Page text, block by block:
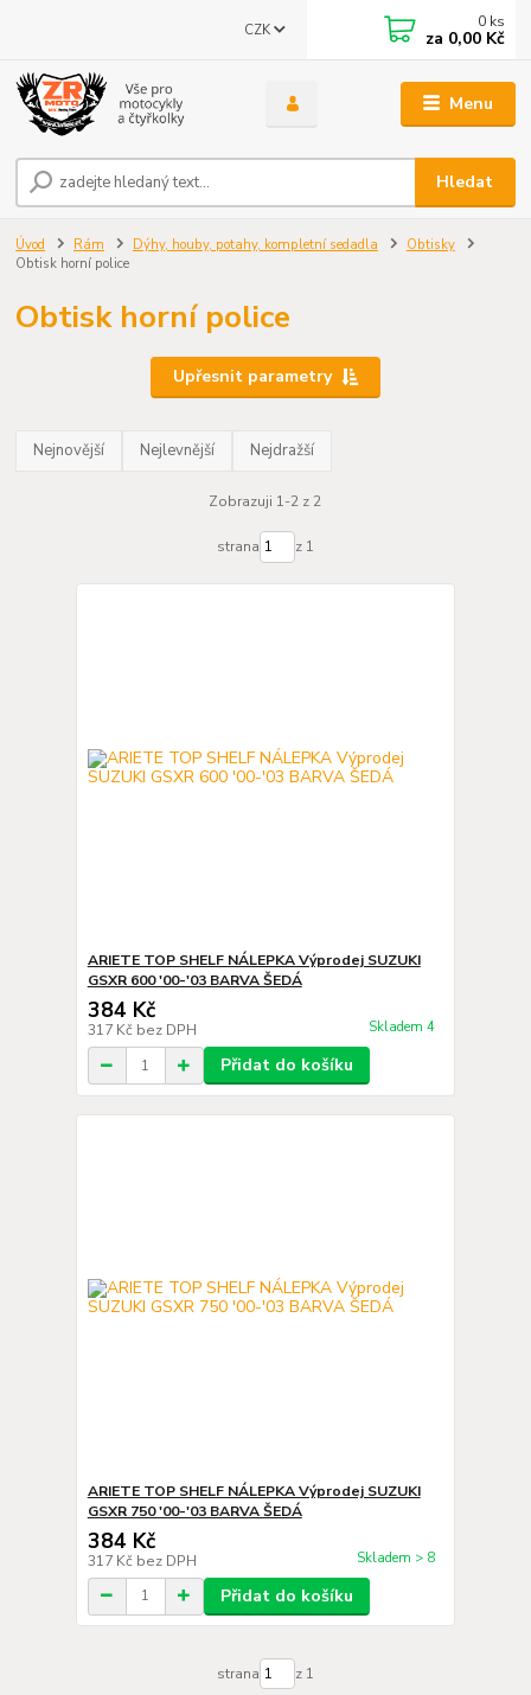
Menu
CZK
Hledat
0 ks
za 0,00 Kč
Úvod Rám Dýhy, houby, potahy, kompletní sedadla
Obtisky
Obtisk horní police
Obtisk horní police
Upřesnit parametry
Nejnovější Nejlevnější Nejdražší
Zobrazuji 1-2 z 2
strana z 1
ARIETE TOP SHELF NÁLEPKA Výprodej SUZUKI
GSXR 600 '00-'03 BARVA ŠEDÁ
384 Kč
317 Kč bez DPH Skladem 4
Přidat do košíku
ARIETE TOP SHELF NÁLEPKA Výprodej SUZUKI
GSXR 750 '00-'03 BARVA ŠEDÁ
384 Kč
317 Kč bez DPH Skladem > 8
Přidat do košíku
strana z 1